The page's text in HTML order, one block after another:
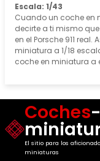
Escala: 1/43
Cuando un coche en
decirte a ti mismo
en el Porsche 911 real.
miniatura a 1/18
coche en miniatura a
Coches-
El sitio para los
miniaturas